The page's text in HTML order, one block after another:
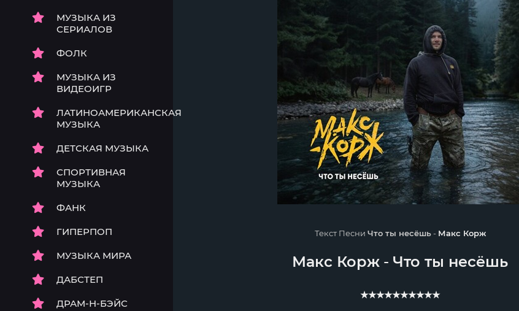
МУЗЫКА ИЗ
СЕРИАЛОВ
ФОЛК
МУЗЫКА ИЗ
ВИДЕОИГР
ЛАТИНОАМЕРИКАНСКАЯ
МУЗЫКА
ДЕТСКАЯ МУЗЫКА
СПОРТИВНАЯ
МУЗЫКА
ФАНК
ГИПЕРПОП
МУЗЫКА МИРА
ДАБСТЕП
ДРАМ-Н-БЭЙС
Текст Песни Что ты несёшь- Макс Корж
Макс Корж - Что ты несёшь
★★★★★★★★★★